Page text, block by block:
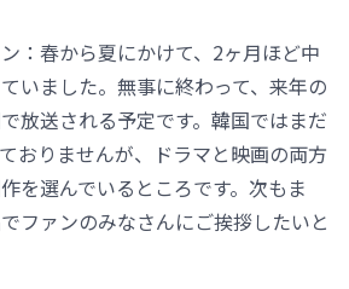
：春から夏にかけて、2ヶ月ほど中
いました。無事に終わって、来年の
放送される予定です。韓国ではまだ
おりませんが、ドラマと映画の両方
を選んでいるところです。次もま
ファンのみなさんにご挨拶したいと